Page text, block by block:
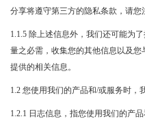
分享将遵守第三方的隐私条款，请您
1.1.5 除上述信息外，我们还可能为
量之必需，收集您的其他信息以及
提供的相关信息。
1.2 您使用我们的产品和/或服务时，
1.2.1 日志信息，指您使用我们的产